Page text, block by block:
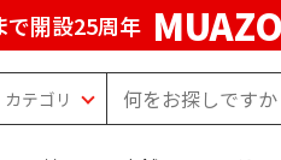
で開設25周年